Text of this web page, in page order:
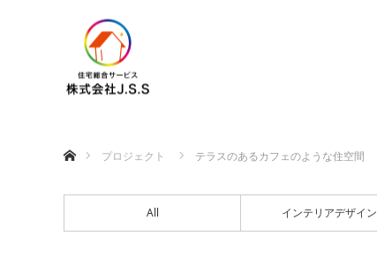
プロジェクト
テラスのあるカフェのような住空間
All インテリアデザイン